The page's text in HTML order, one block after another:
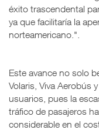
éxito trascendental
ya que facilitaría la
norteamericano.".
Este avance no solo
Volaris, Viva Aerobús
usuarios, pues la
tráfico de pasajeros
considerable en el